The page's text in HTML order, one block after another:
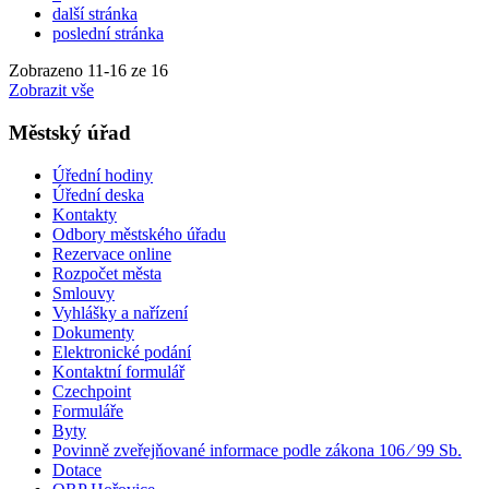
další stránka
poslední stránka
Zobrazeno 11-16 ze 16
Zobrazit vše
Městský úřad
Úřední hodiny
Úřední deska
Kontakty
Odbory městského úřadu
Rezervace online
Rozpočet města
Smlouvy
Vyhlášky a nařízení
Dokumenty
Elektronické podání
Kontaktní formulář
Czechpoint
Formuláře
Byty
Povinně zveřejňované informace podle zákona 106 ⁄ 99 Sb.
Dotace